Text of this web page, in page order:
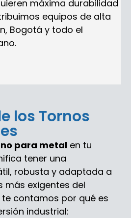
máxima durabilidad
equipos de alta
Bogotá y todo el
los Tornos
para metal en tu
tener una
robusta y adaptada a
más exigentes del
contamos por qué es
industrial: